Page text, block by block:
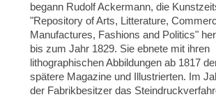
begann Rudolf Ackermann, die
"Repository of Arts, Litterature,
Manufactures, Fashions and Politics"
bis zum Jahr 1829. Sie ebnete mit ihren
lithographischen Abbildungen ab 1817
spätere Magazine und Illustrierten. Im
der Fabrikbesitzer das